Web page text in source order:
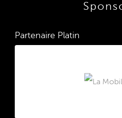
Partenaire Platin